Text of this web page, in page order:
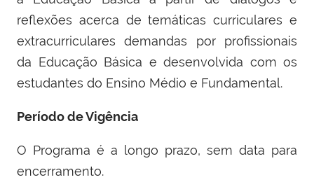
reflexões acerca de temáticas curriculares e
extracurriculares demandas por profissionais
da Educação Básica e desenvolvida com os
estudantes do Ensino Médio e Fundamental.
Período de Vigência
O Programa é a longo prazo, sem data para
encerramento.